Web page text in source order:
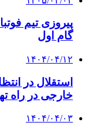
پیروزی تیم
گام اول
۱۴۰۴/۰۴/۱۲
استقلال در
خارجی در راه
۱۴۰۴/۰۴/۰۳